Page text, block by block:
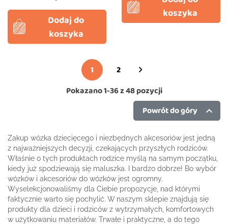
Dodaj do
koszyka
koszyka
1 2 
Pokazano 1-36 z 48 pozycji
Powrót do góry

Zakup wózka dziecięcego i niezbędnych akcesoriów jest jedną
z najważniejszych decyzji, czekających przyszłych rodziców.
Właśnie o tych produktach rodzice myślą na samym początku,
kiedy już spodziewają się maluszka. I bardzo dobrze! Bo wybór
wózków i akcesoriów do wózków jest ogromny.
Wyselekcjonowaliśmy dla Ciebie propozycje, nad którymi
faktycznie warto się pochylić. W naszym sklepie znajdują się
produkty dla dzieci i rodziców z wytrzymałych, komfortowych
w użytkowaniu materiałów. Trwałe i praktyczne, a do tego